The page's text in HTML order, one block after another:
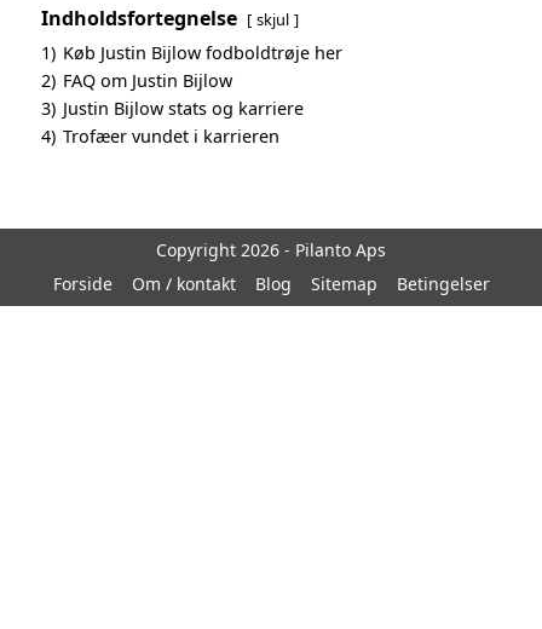
Indholdsfortegnelse skjul
1) Køb Justin Bijlow fodboldtrøje her
2) FAQ om Justin Bijlow
3) Justin Bijlow stats og karriere
4) Trofæer vundet i karrieren
Copyright 2026 - Pilanto Aps
Forside
Om / kontakt Blog Sitemap Betingelser